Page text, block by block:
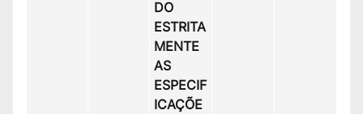
DO
ESTRITA
MENTE
AS
ESPECIF
ICAÇÕE